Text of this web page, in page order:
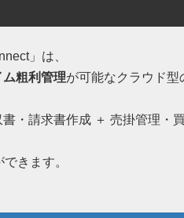
」は、
ム粗利管理が可能なクラウド型
・請求書作成 ＋ 売掛管理・
きます。